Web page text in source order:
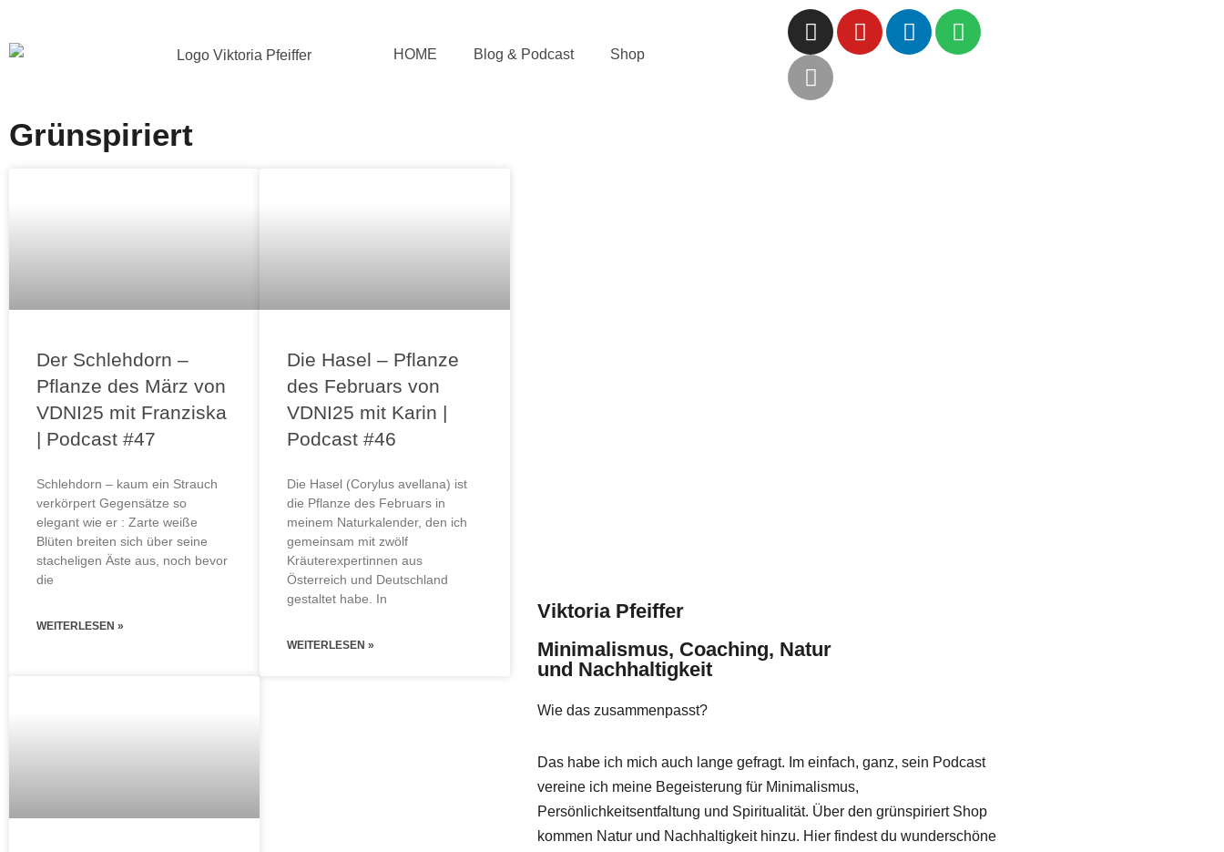
Zum
HOME Blog & Podcast Shop
Grünspiriert
Der Schlehdorn –
Pflanze des März von
VDNI25 mit Franziska
| Podcast #47
Schlehdorn – kaum ein Strauch
verkörpert Gegensätze so
elegant wie er : Zarte weiße
Blüten breiten sich über seine
stacheligen Äste aus, noch bevor
die
WEITERLESEN »
Die Hasel – Pflanze
des Februars von
VDNI25 mit Karin |
Podcast #46
Die Hasel (Corylus avellana) ist
die Pflanze des Februars in
meinem Naturkalender, den ich
gemeinsam mit zwölf
Kräuterexpertinnen aus
Österreich und Deutschland
gestaltet habe. In
WEITERLESEN »
Viktoria Pfeiffer
Minimalismus, Coaching, Natur
und Nachhaltigkeit
Wie das zusammenpasst?
Das habe ich mich auch lange gefragt. Im einfach, ganz, sein Podcast
vereine ich meine Begeisterung für Minimalismus,
Persönlichkeitsentfaltung und Spiritualität. Über den grünspiriert Shop
kommen Natur und Nachhaltigkeit hinzu. Hier findest du wunderschöne